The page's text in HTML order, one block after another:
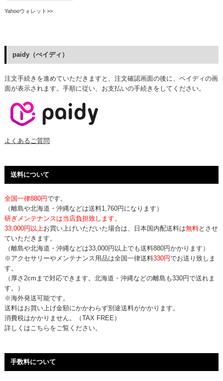
Yahooウォレット>>
paidy（ぺイディ）
注文手続きを進めていただきますと、注文確認画面の後に、ペイディの画
面が表示されます。手順に従い、お支払いの手続きをしてください。
よくあるご質問
送料について
全国一律880円です。
（離島や北海道・沖縄などは送料1,760円になります）
研ぎメンテナンスは当店負担致します。
33,000円以上お買い上げいただいた場合は、日本国内配送料は無料とさせ
ていただきます。
（離島や北海道・沖縄などは33,000円以上でも送料880円かかります）
※アクセサリーやメンテナンス用品は全国一律送料330円でお送り致しま
す。
（厚さ2cmまで対応できます。北海道・沖縄などの離島も330円で送れま
す。）
※海外発送可能です。
送料はお買い上げ金額にかかわらず別途送料がかかります。
消費税はかかりません。（TAX FREE）
詳しくはこちらをご覧ください。
手数料について